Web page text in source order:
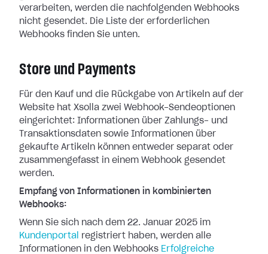
verarbeiten, werden die nachfolgenden Webhooks
nicht gesendet. Die Liste der erforderlichen
Webhooks finden Sie unten.
Store und Payments
Für den Kauf und die Rückgabe von Artikeln auf der
Website hat Xsolla zwei
Webhook-Sendeoptionen
eingerichtet: Informationen über Zahlungs- und
Transaktionsdaten sowie Informationen über
gekaufte Artikeln können entweder separat oder
zusammengefasst in einem Webhook gesendet
werden.
Empfang von Informationen in kombinierten
Webhooks:
Wenn Sie sich nach dem 22. Januar 2025 im
Kundenportal
registriert haben, werden alle
Informationen in den Webhooks Erfolgreiche